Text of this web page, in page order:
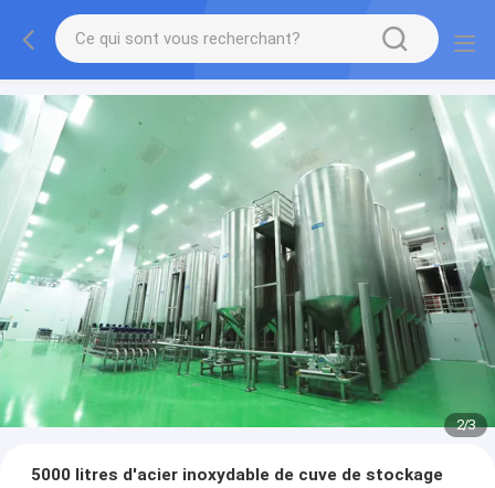
2/3
5000 litres d'acier inoxydable de cuve de stockage